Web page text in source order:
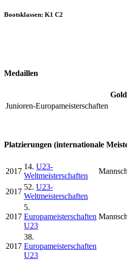
Bootsklassen: K1 C2
Medaillen
Gold
Junioren-Europameisterschaften
Platzierungen (internationale
2017
14. U23-
Weltmeisterschaften
2017
52. U23-
Weltmeisterschaften
2017
5.
Europameisterschaften
U23
2017
38.
Europameisterschaften
U23